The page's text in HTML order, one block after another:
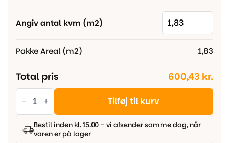
Angiv antal kvm (m2)
Pakke Areal (m2) 1,83
Total pris 600,43 kr.
Parador
vinyl
Classic
2030
Eg
Royal
Tilføj til kurv
Bestil inden kl. 15.00 – vi afsender samme dag, når
varen er på lager